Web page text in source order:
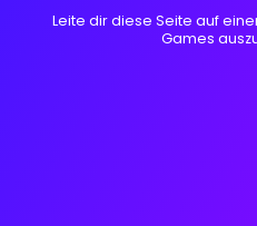
Leite dir diese Seite auf
Games